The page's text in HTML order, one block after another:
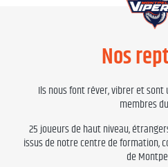
Nos
Ils nous font rêver, vibrer et
membres
25 joueurs de haut niveau,
issus de notre centre de formation,
de